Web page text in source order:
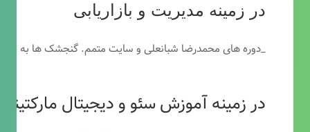
در زمینه مدیریت و بازاریابی
_دوره های محمدرضا شبانعلی و سایت متمم. گنجشک ها به
در زمینه آموزش سئو و دیجیتال